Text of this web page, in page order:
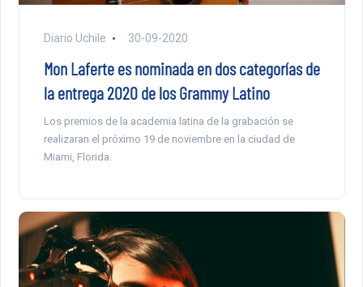
Diario Uchile 30-09-2020
Mon Laferte es nominada en dos categorías de
la entrega 2020 de los Grammy Latino
Los premios de la academia latina de la grabación se
realizaran el próximo 19 de noviembre en la ciudad de
Miami, Florida.